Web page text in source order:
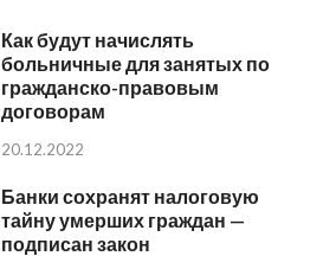
Как будут начислять
больничные для занятых по
гражданско-правовым
договорам
20.12.2022
Банки сохранят налоговую
тайну умерших граждан —
подписан закон